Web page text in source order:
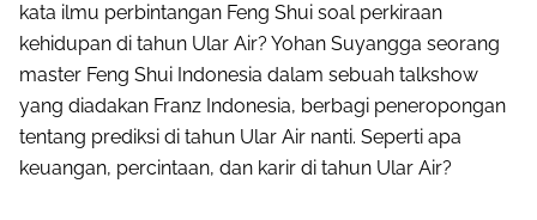
kata ilmu perbintangan Feng Shui soal perkiraan
kehidupan di tahun Ular Air? Yohan Suyangga seorang
master Feng Shui Indonesia dalam sebuah talkshow
yang diadakan Franz Indonesia, berbagi peneropongan
tentang prediksi di tahun Ular Air nanti. Seperti apa
keuangan, percintaan, dan karir di tahun Ular Air?